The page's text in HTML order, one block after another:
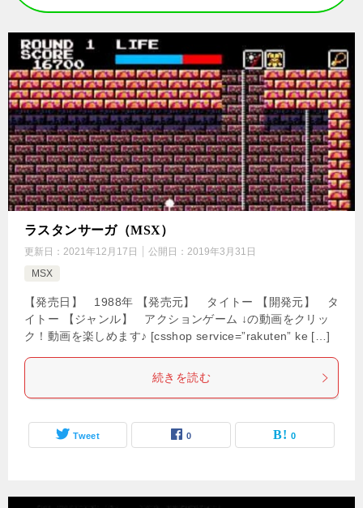
ラスタンサーガ（MSX）
更新日： 2021年12月17日 公開日： 2019年3月31日
MSX
【発売日】 1988年 【発売元】 タイトー 【開発元】 タ
イトー 【ジャンル】 アクションゲーム ↓の動画をクリッ
ク！動画を楽しめます♪ [csshop service=”rakuten” ke […]
続きを読む
Tweet 0 0